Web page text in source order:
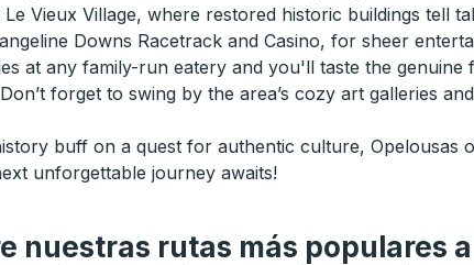
Vieux Village, where restored historic buildings tell
Downs Racetrack and Casino, for sheer
at any family-run eatery and you'll taste the
forget to swing by the area’s cozy art galleries
buff on a quest for authentic culture, Opelousas
unforgettable journey awaits!
nuestras rutas más populares